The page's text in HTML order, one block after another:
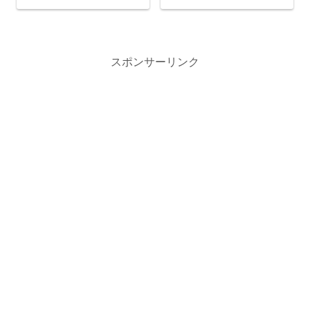
スポンサーリンク